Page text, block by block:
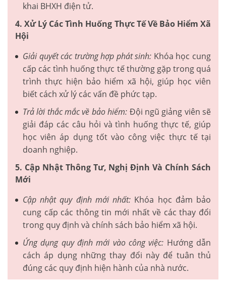
khai BHXH điện tử.
4. Xử Lý Các Tình Huống Thực Tế Về Bảo Hiểm Xã
Hội
Giải quyết các trường hợp phát sinh: Khóa học cung
cấp các tình huống thực tế thường gặp trong quá
trình thực hiện bảo hiểm xã hội, giúp học viên
biết cách xử lý các vấn đề phức tạp.
Trả lời thắc mắc về bảo hiểm: Đội ngũ giảng viên sẽ
giải đáp các câu hỏi và tình huống thực tế, giúp
học viên áp dụng tốt vào công việc thực tế tại
doanh nghiệp.
5. Cập Nhật Thông Tư, Nghị Định Và Chính Sách
Mới
Cập nhật quy định mới nhất: Khóa học đảm bảo
cung cấp các thông tin mới nhất về các thay đổi
trong quy định và chính sách bảo hiểm xã hội.
Ứng dụng quy định mới vào công việc: Hướng dẫn
cách áp dụng những thay đổi này để tuân thủ
đúng các quy định hiện hành của nhà nước.